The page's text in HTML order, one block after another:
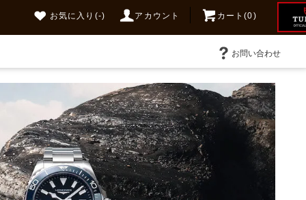
お気に入り (-) アカウント カート(0)
お問い合わせ